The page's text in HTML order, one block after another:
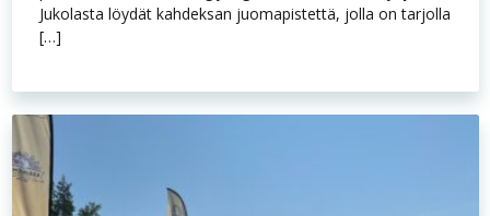
Jukolasta löydät kahdeksan juomapistettä, jolla on tarjolla
[…]